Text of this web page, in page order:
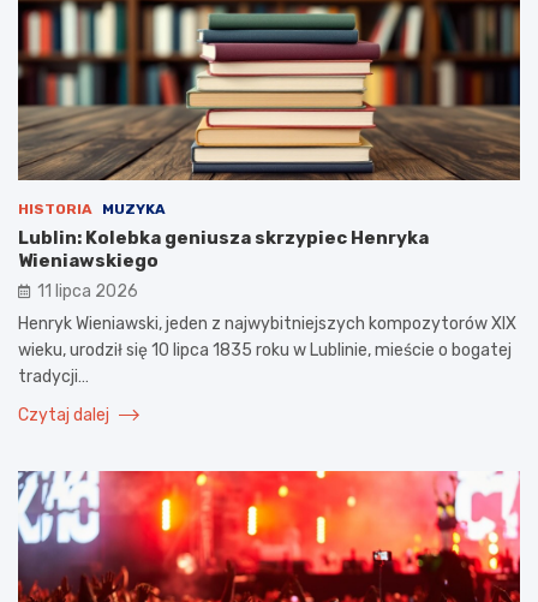
HISTORIA MUZYKA
Lublin: Kolebka geniusza skrzypiec Henryka
Wieniawskiego
11 lipca 2026
Henryk Wieniawski, jeden z najwybitniejszych kompozytorów XIX
wieku, urodził się 10 lipca 1835 roku w Lublinie, mieście o bogatej
tradycji…
Czytaj dalej